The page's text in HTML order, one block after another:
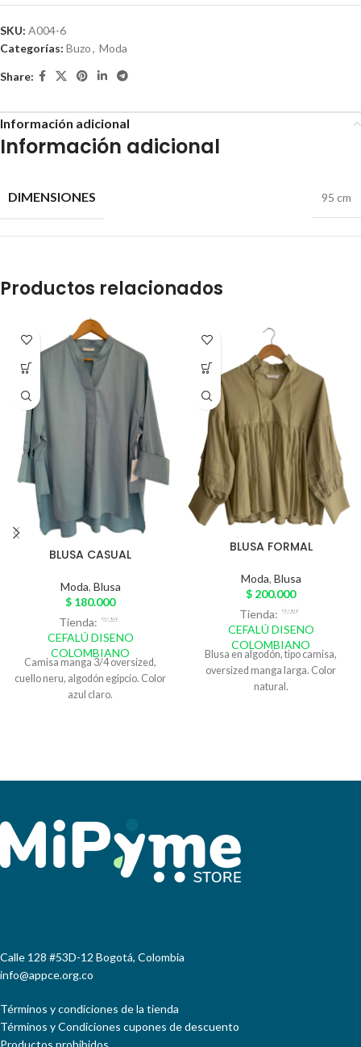
SKU: A004-6
Categorías: Buzo, Moda
Share:
Información adicional
Información adicional
DIMENSIONES 95 cm
Productos relacionados
BLUSA CASUAL
Moda, Blusa
$ 180.000
Tienda:
CEFALÚ DISENO
COLOMBIANO
Camisa manga 3/4 oversized,
cuello neru, algodón egipcio. Color
azul claro.
BLUSA FORMAL
Moda, Blusa
$ 200.000
Tienda:
CEFALÚ DISENO
COLOMBIANO
Blusa en algodón, tipo camisa,
oversized manga larga. Color
natural.
Calle 128 #53D-12 Bogotá, Colombia
info@appce.org.co
Términos y condiciones de la tienda
Términos y Condiciones cupones de descuento
Productos prohibidos